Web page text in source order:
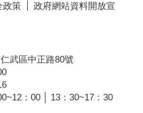
政策
政府網站資料開放宣
武區中正路80號
：00 │ 13：30~17：30